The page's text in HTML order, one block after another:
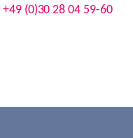
+49 (0)30 28 04 59-60